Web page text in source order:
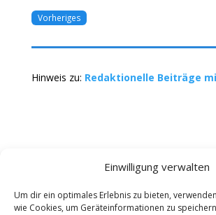
Einwilligung verwalten
Um dir ein optimales Erlebnis zu bieten,
wie Cookies, um Geräteinformationen zu
Vorheriges
Hinweis zu: Redaktionelle Beiträge
Kontakt Impressum